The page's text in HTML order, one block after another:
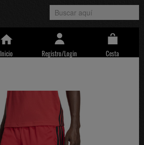
Inicio Registro/Login Cesta